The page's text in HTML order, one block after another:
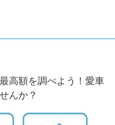
高額を調べよう！愛車
んか？